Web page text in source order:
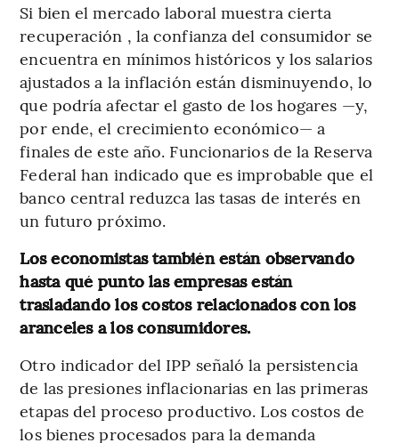
Si bien el mercado laboral muestra cierta
recuperación , la confianza del consumidor se
encuentra en mínimos históricos y los salarios
ajustados a la inflación están disminuyendo, lo
que podría afectar el gasto de los hogares —y,
por ende, el crecimiento económico— a
finales de este año. Funcionarios de la Reserva
Federal han indicado que es improbable que el
banco central reduzca las tasas de interés en
un futuro próximo.
Los economistas también están observando
hasta qué punto las empresas están
trasladando los costos relacionados con los
aranceles a los consumidores.
Otro indicador del IPP señaló la persistencia
de las presiones inflacionarias en las primeras
etapas del proceso productivo. Los costos de
los bienes procesados ​​para la demanda